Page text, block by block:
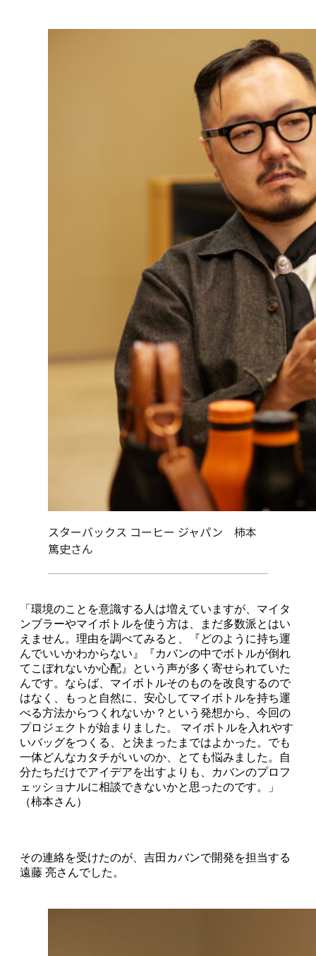
スターバックス コーヒー ジャパン 柿本
篤史さん
「環境のことを意識する人は増えていますが、マイタ
ンブラーやマイボトルを使う方は、まだ多数派とはい
えません。理由を調べてみると、『どのように持ち運
んでいいかわからない』『カバンの中でボトルが倒れ
てこぼれないか心配』という声が多く寄せられていた
んです。ならば、マイボトルそのものを改良するので
はなく、もっと自然に、安心してマイボトルを持ち運
べる方法からつくれないか？という発想から、今回の
プロジェクトが始まりました。 マイボトルを入れやす
いバッグをつくる、と決まったまではよかった。でも
一体どんなカタチがいいのか、とても悩みました。自
分たちだけでアイデアを出すよりも、カバンのプロフ
ェッショナルに相談できないかと思ったのです。」
（柿本さん）
その連絡を受けたのが、吉田カバンで開発を担当する
遠藤 亮さんでした。